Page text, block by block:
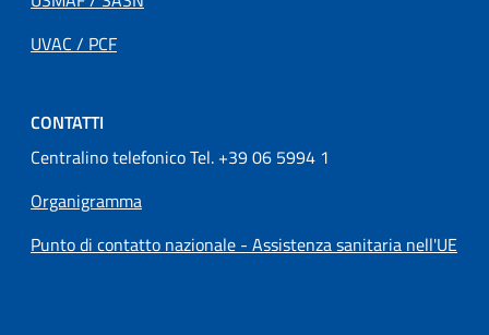
UVAC / PCF
CONTATTI
Centralino telefonico Tel. +39 06 5994 1
Organigramma
Punto di contatto nazionale - Assistenza sanitaria nell'UE